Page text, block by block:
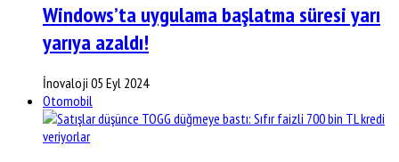
Windows’ta uygulama başlatma süresi yarı
yarıya azaldı!
İnovaloji 05 Eyl 2024
Otomobil